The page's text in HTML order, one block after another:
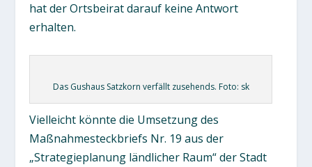
hat der Ortsbeirat darauf keine Antwort
erhalten.
Das Gushaus Satzkorn verfällt zusehends. Foto: sk
Vielleicht könnte die Umsetzung des
Maßnahmesteckbriefs Nr. 19 aus der
„Strategieplanung ländlicher Raum“ der Stadt